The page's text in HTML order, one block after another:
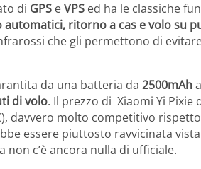
di GPS eVPS ed ha le classiche
automatici, ritorno a cas e volo su
che gli permettono di
da una batteria da 2500mAha
di volo. Il prezzo di Xiaomi Yi Pixie
davvero molto competitivo
essere piuttosto ravvicinata
non c’è ancora nulla di ufficiale.